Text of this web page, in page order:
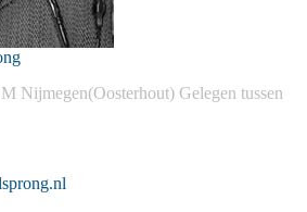
Nijmegen(Oosterhout) Gelegen tussen